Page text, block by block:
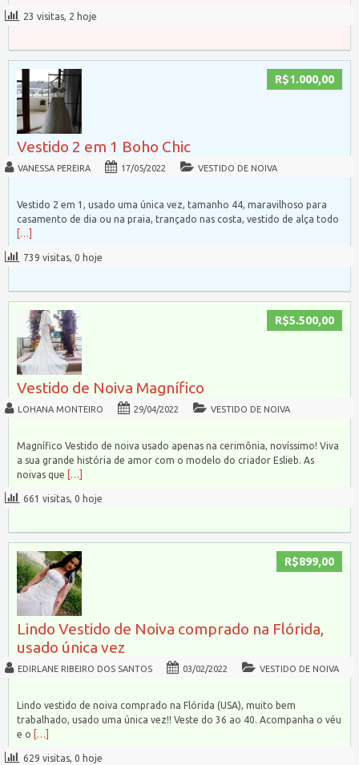
23 visitas, 2 hoje
R$1.000,00
Vestido 2 em 1 Boho Chic
VANESSA PEREIRA 17/05/2022 VESTIDO DE NOIVA
Vestido 2 em 1, usado uma única vez, tamanho 44, maravilhoso para
casamento de dia ou na praia, trançado nas costa, vestido de alça todo
[…]
739 visitas, 0 hoje
R$5.500,00
Vestido de Noiva Magnífico
LOHANA MONTEIRO 29/04/2022 VESTIDO DE NOIVA
Magnífico Vestido de noiva usado apenas na cerimônia, novíssimo! Viva
a sua grande história de amor com o modelo do criador Eslieb. As
noivas que
[…]
661 visitas, 0 hoje
R$899,00
Lindo Vestido de Noiva comprado na Flórida,
usado única vez
EDIRLANE RIBEIRO DOS SANTOS 03/02/2022 VESTIDO DE NOIVA
Lindo vestido de noiva comprado na Flórida (USA), muito bem
trabalhado, usado uma única vez!! Veste do 36 ao 40. Acompanha o véu
e o
[…]
629 visitas, 0 hoje